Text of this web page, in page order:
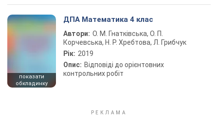
показати
обкладинку
ДПА Математика 4 клас
Автори: О. М. Гнатківська, О. П.
Корчевська, Н. Р. Хребтова, Л. Грибчук
Рік: 2019
Опис: Відповіді до орієнтовних
контрольних робіт